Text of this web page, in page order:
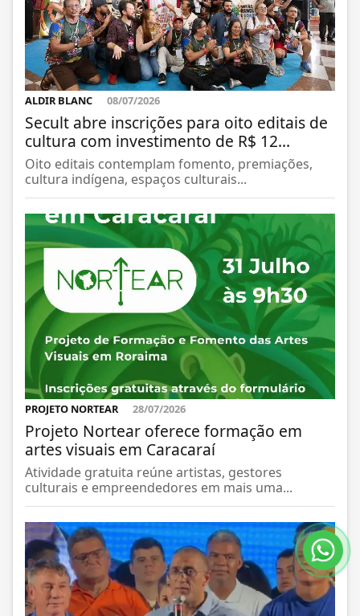
ALDIR BLANC 08/07/2026
Secult abre inscrições para oito editais de
cultura com investimento de R$ 12...
Oito editais contemplam fomento, premiações,
cultura indígena, espaços culturais...
PROJETO NORTEAR 28/07/2026
Projeto Nortear oferece formação em
artes visuais em Caracaraí
Atividade gratuita reúne artistas, gestores
culturais e empreendedores em mais uma...